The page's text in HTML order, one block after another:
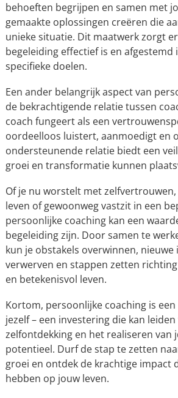
behoeften begrijpen en samen met
gemaakte oplossingen creëren die
unieke situatie. Dit maatwerk zorgt
begeleiding effectief is en afgestemd
specifieke doelen.
Een ander belangrijk aspect van
de bekrachtigende relatie tussen
coach fungeert als een
oordeelloos luistert, aanmoedigt en
ondersteunende relatie biedt een
groei en transformatie kunnen
Of je nu worstelt met
leven of gewoonweg vastzit in een
persoonlijke coaching kan een
begeleiding zijn. Door samen te
kun je obstakels overwinnen, nieuwe
verwerven en stappen zetten
en betekenisvol leven.
Kortom, persoonlijke coaching is
jezelf – een investering die kan
zelfontdekking en het realiseren van
potentieel. Durf de stap te zetten
groei en ontdek de krachtige impact
hebben op jouw leven.